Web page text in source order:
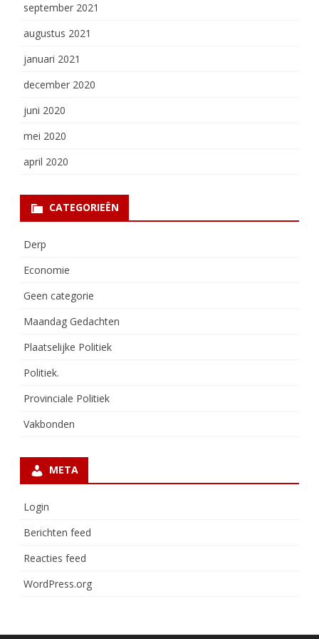
september 2021
augustus 2021
januari 2021
december 2020
juni 2020
mei 2020
april 2020
CATEGORIEËN
Derp
Economie
Geen categorie
Maandag Gedachten
Plaatselijke Politiek
Politiek.
Provinciale Politiek
Vakbonden
META
Login
Berichten feed
Reacties feed
WordPress.org